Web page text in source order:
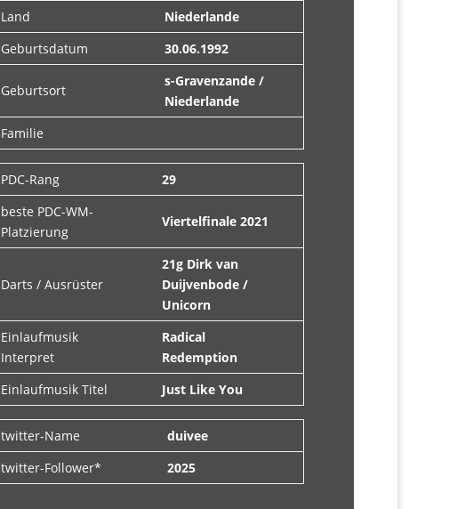
Land
Niederlande
Geburtsdatum
30.06.1992
Geburtsort
s-Gravenzande /
Niederlande
Familie
PDC-Rang
29
beste PDC-WM-
Platzierung
Viertelfinale 2021
Darts / Ausrüster
21g Dirk van
Duijvenbode /
Unicorn
Einlaufmusik
Interpret
Radical
Redemption
Einlaufmusik Titel
Just Like You
twitter-Name
duivee
twitter-Follower*
2025